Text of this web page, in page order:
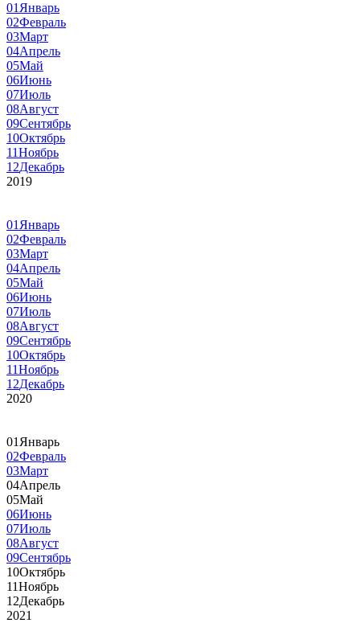
01 Январь
02Февраль
03Март
04Апрель
05Май
06Июнь
07Июль
08Август
09Сентябрь
10Октябрь
11Ноябрь
12Декабрь
2019
01 Январь
02Февраль
03Март
04Апрель
05Май
06Июнь
07Июль
08Август
09Сентябрь
10Октябрь
11Ноябрь
12Декабрь
2020
01 Январь
02Февраль
03Март
04Апрель
05Май
06Июнь
07Июль
08Август
09Сентябрь
10Октябрь
11Ноябрь
12Декабрь
2021